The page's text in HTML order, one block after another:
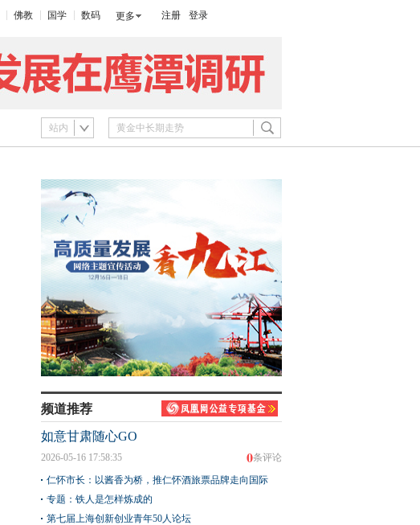
佛教 国学 数码 更多 注册 登录
站内
频道推荐
如意甘肃随心GO
0条评论
2026-05-16 17:58:35
仁怀市长：以酱香为桥，推仁怀酒旅票品牌走向国际
专题：铁人是怎样炼成的
第七届上海创新创业青年50人论坛